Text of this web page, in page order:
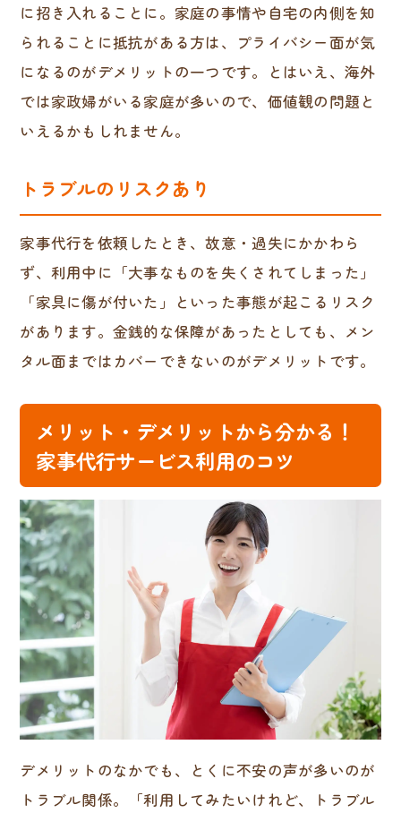
に招き入れることに。家庭の事情や自宅の内側を知
られることに抵抗がある方は、プライバシー面が気
になるのがデメリットの一つです。とはいえ、海外
では家政婦がいる家庭が多いので、価値観の問題と
いえるかもしれません。
トラブルのリスクあり
家事代行を依頼したとき、故意・過失にかかわら
ず、利用中に「大事なものを失くされてしまった」
「家具に傷が付いた」といった事態が起こるリスク
があります。金銭的な保障があったとしても、メン
タル面まではカバーできないのがデメリットです。
メリット・デメリットから分かる！
家事代行サービス利用のコツ
デメリットのなかでも、とくに不安の声が多いのが
トラブル関係。「利用してみたいけれど、トラブル